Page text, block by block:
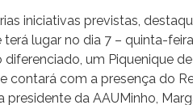
iniciativas previstas,
terá lugar no dia 7 – quinta-
um Piquenique
contará com a presença do
presidente da AAUMinho,